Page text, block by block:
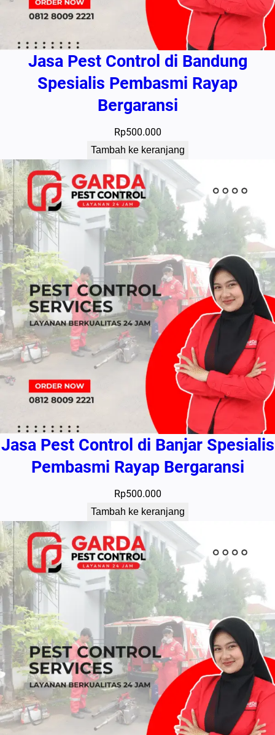
Jasa Pest Control di Bandung
Spesialis Pembasmi Rayap
Bergaransi
Rp500.000
Tambah ke keranjang
Jasa Pest Control di Banjar Spesialis
Pembasmi Rayap Bergaransi
Rp500.000
Tambah ke keranjang